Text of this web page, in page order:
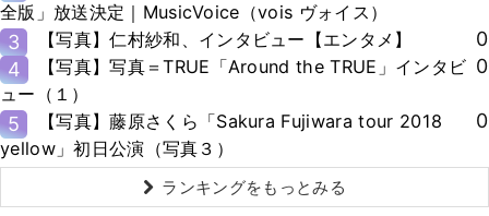
全版」放送決定｜MusicVoice（vois ヴォイス）
3 【写真】仁村紗和、インタビュー【エンタメ】
0
4
【写真】写真＝TRUE「Around the TRUE」インタビ
ュー（１）
0
5
【写真】藤原さくら「Sakura Fujiwara tour 2018
yellow」初日公演（写真３）
0
ランキングをもっとみる